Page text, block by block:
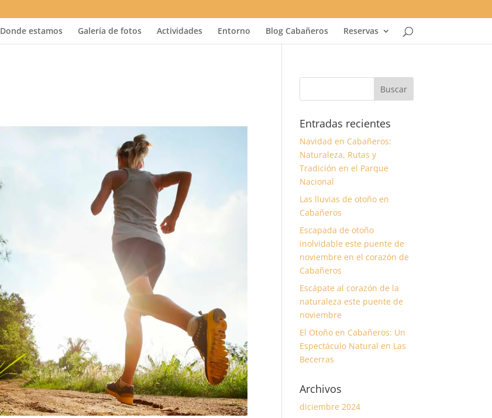
Donde estamos Galería de fotos Actividades Entorno Blog Cabañeros Reservas
Entradas recientes
Navidad en Cabañeros:
Naturaleza, Rutas y
Tradición en el Parque
Nacional
Las lluvias de otoño en
Cabañeros
Escapada de otoño
inolvidable este puente de
noviembre en el corazón de
Cabañeros
Escápate al corazón de la
naturaleza este puente de
noviembre
El Otoño en Cabañeros: Un
Espectáculo Natural en Las
Becerras
Archivos
diciembre 2024